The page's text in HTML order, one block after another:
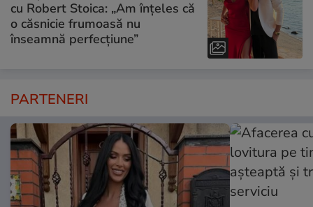
cu Robert Stoica: „Am înțeles că
o căsnicie frumoasă nu
înseamnă perfecțiune”
PARTENERI